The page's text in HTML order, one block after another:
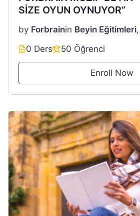
SİZE OYUN OYNUYOR”
by Forbrainin Beyin Eğitimleri,
0 Ders
50 Öğrenci
Enroll Now